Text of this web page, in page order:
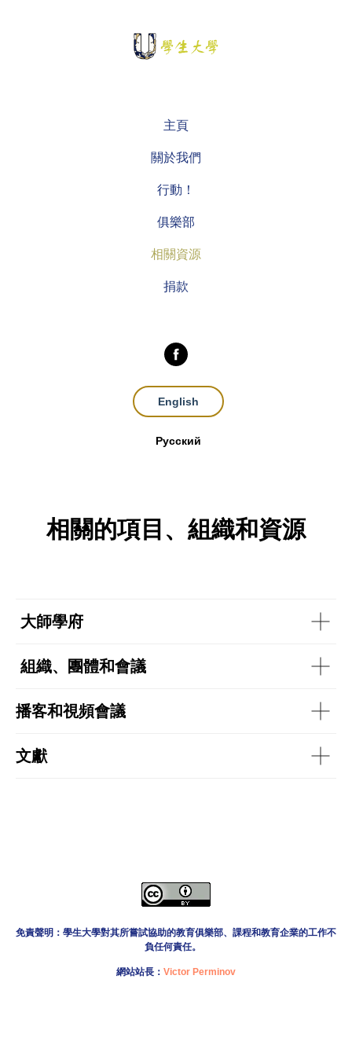
主頁
關於我們
行動！
俱樂部
相關資源
捐款
English
Русский
相關的項目、組織和資源
大師學府
組織、團體和會議
播客和視頻會議
文獻
免責聲明：學生大學對其所嘗試協助的教育俱樂部、課程和教育企業的工作不
負任何責任。
網站站長： Victor Perminov